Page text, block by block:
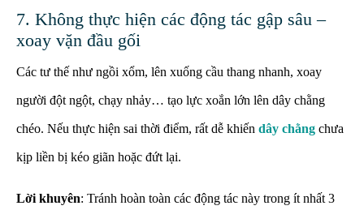
7. Không thực hiện các động tác gập sâu –
xoay vặn đầu gối
Các tư thế như ngồi xổm, lên xuống cầu thang nhanh, xoay
người đột ngột, chạy nhảy… tạo lực xoắn lớn lên dây chằng
chéo. Nếu thực hiện sai thời điểm, rất dễ khiến dây chằng chưa
kịp liền bị kéo giãn hoặc đứt lại.
Lời khuyên: Tránh hoàn toàn các động tác này trong ít nhất 3